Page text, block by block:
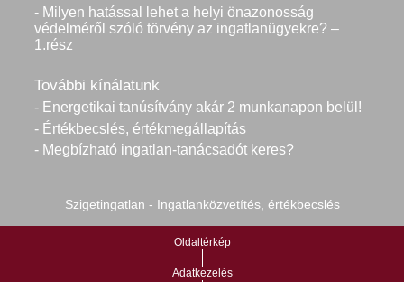
- Milyen hatással lehet a helyi önazonosság
védelméről szóló törvény az ingatlanügyekre? –
1.rész
További kínálatunk
- Energetikai tanúsítvány akár 2 munkanapon belül!
- Értékbecslés, értékmegállapítás
- Megbízható ingatlan-tanácsadót keres?
Szigetingatlan - Ingatlanközvetítés, értékbecslés
Oldaltérkép
Adatkezelés